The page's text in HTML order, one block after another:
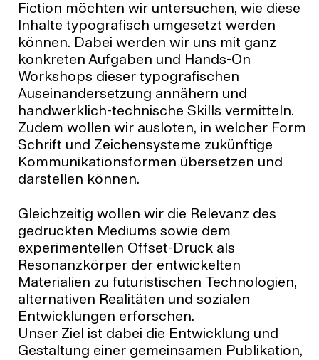
Fiction möchten wir untersuchen, wie diese
Inhalte typografisch umgesetzt werden
können. Dabei werden wir uns mit ganz
konkreten Aufgaben und Hands-On
Workshops dieser typografischen
Auseinandersetzung annähern und
handwerklich-technische Skills vermitteln.
Zudem wollen wir ausloten, in welcher Form
Schrift und Zeichensysteme zukünftige
Kommunikationsformen übersetzen und
darstellen können.
Gleichzeitig wollen wir die Relevanz des
gedruckten Mediums sowie dem
experimentellen Offset-Druck als
Resonanzkörper der entwickelten
Materialien zu futuristischen Technologien,
alternativen Realitäten und sozialen
Entwicklungen erforschen.
Unser Ziel ist dabei die Entwicklung und
Gestaltung einer gemeinsamen Publikation,